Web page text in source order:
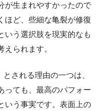
が生まれやすかったので
ほど、些細な亀裂が修復
いう選択肢を現実的なも
られます。
される理由の一つは、
っても、最高のパフォー
いう事実です。表面上の